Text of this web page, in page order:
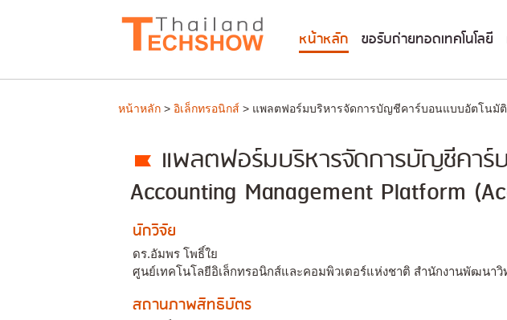
หน้าหลัก ขอรับถ่ายทอดเทคโนโลยี
หน้าหลัก > อิเล็กทรอนิกส์ > แพลตฟอร์มบริหารจัดการบัญชีคาร์บอนแบบอัตโนมัติ
แพลตฟอร์มบริหารจัดการบัญชีคาร์
Accounting Management Platform
นักวิจัย
ดร.อัมพร โพธิ์ใย
ศูนย์เทคโนโลยีอิเล็กทรอนิกส์และคอมพิวเตอร์แห่งชาติ สำนักงานพัฒนา
สถานภาพสิทธิบัตร